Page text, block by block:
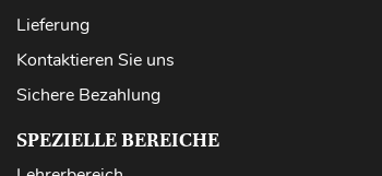
Lieferung
Kontaktieren Sie uns
Sichere Bezahlung
SPEZIELLE BEREICHE